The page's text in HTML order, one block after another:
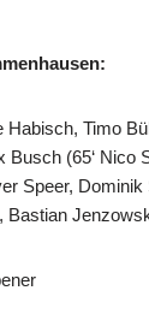
Habisch, Timo
Busch (65‘ Nico
Speer, Dominik
Bastian